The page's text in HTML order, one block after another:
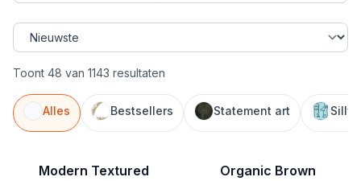
Toont 48 van 1143 resultaten
Alles Bestsellers Statement art Silly
Modern Textured
Organic Brown